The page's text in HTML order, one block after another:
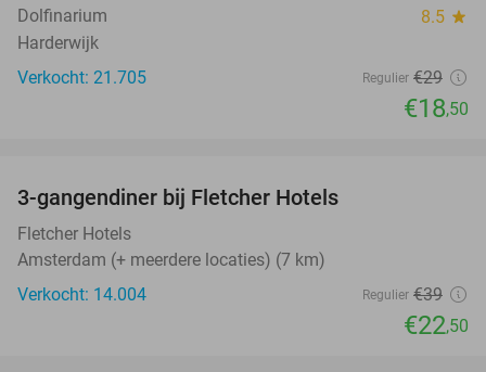
Dolfinarium 8.5 star
Harderwijk
Verkocht: 21.705
Regulier €29
€18,50
3-gangendiner bij Fletcher Hotels
Fletcher Hotels
Amsterdam (+ meerdere locaties) (7 km)
Verkocht: 14.004
Regulier €39
€22,50